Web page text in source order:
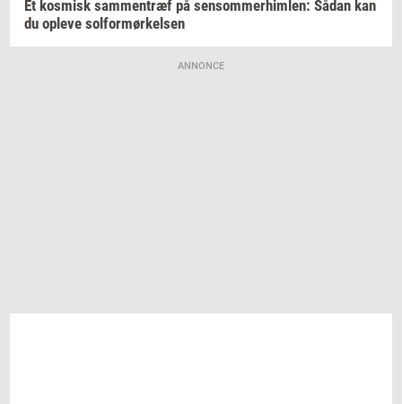
Et kos­misk sam­men­træf på sen­som­mer­him­len: Sådan kan
du op­le­ve sol­for­mør­kel­sen
ANNONCE